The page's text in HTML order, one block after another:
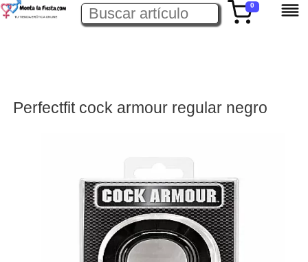
0
Perfectfit cock armour regular negro